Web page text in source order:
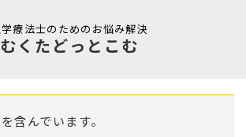
療法士のためのお悩み解決
むくたどっとこむ
含んでいます。